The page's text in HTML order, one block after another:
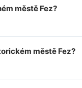
městě Fez?
městě Fez?